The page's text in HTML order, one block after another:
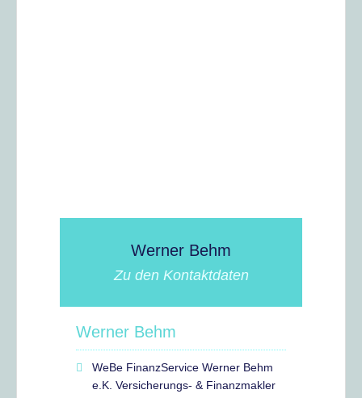
Werner Behm
Zu den Kontaktdaten
Werner Behm
WeBe FinanzService Werner Behm
e.K. Versicherungs- & Finanzmakler